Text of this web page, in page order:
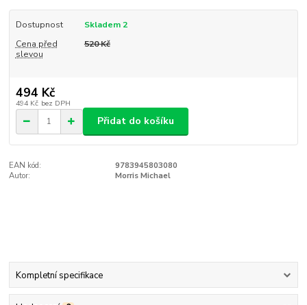
Dostupnost
Skladem 2
Cena před
slevou
520 Kč
494 Kč
494 Kč bez DPH
Přidat do košíku
EAN kód:
9783945803080
Autor:
Morris Michael
Kompletní specifikace